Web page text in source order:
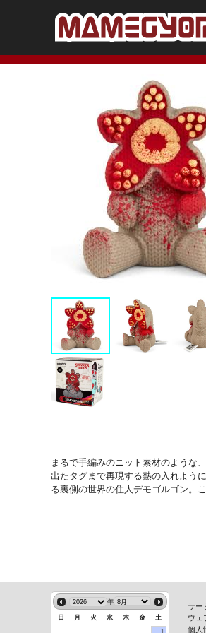
まるで手編みのニット素材のような
出たタグまで再現する熱の入れよう
る裏側の世界の住人デモゴルゴン。
年
日 月 火 水 木 金
土
1
サー
ウェ
個人